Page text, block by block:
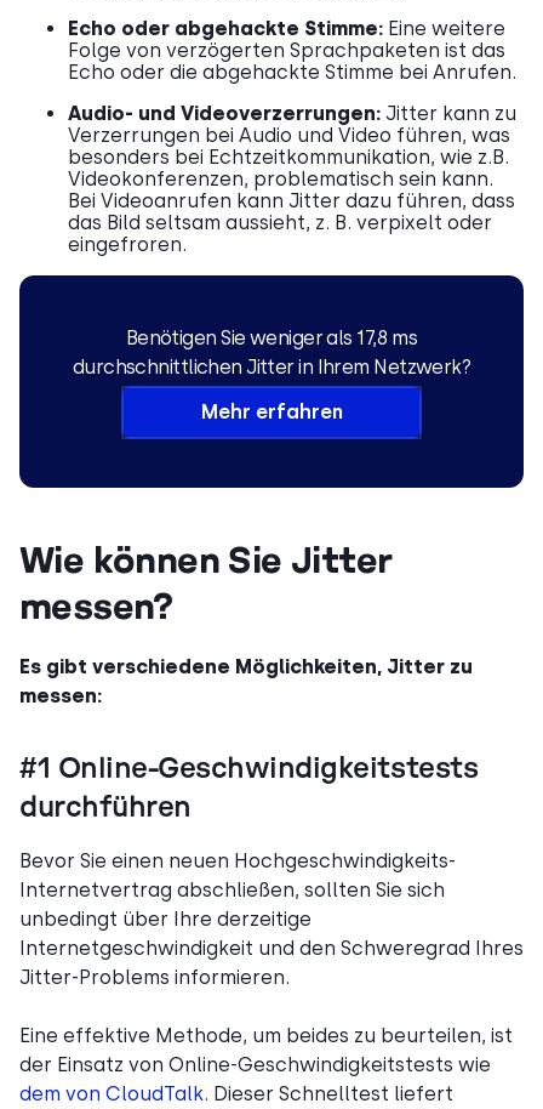
Echo oder abgehackte Stimme: Eine weitere
Folge von verzögerten Sprachpaketen ist das
Echo oder die abgehackte Stimme bei Anrufen.
Audio- und Videoverzerrungen: Jitter kann zu
Verzerrungen bei Audio und Video führen, was
besonders bei Echtzeitkommunikation, wie z.B.
Videokonferenzen, problematisch sein kann.
Bei Videoanrufen kann Jitter dazu führen, dass
das Bild seltsam aussieht, z. B. verpixelt oder
eingefroren.
Benötigen Sie weniger als 17,8 ms
durchschnittlichen Jitter in Ihrem Netzwerk?
Mehr erfahren
Wie können Sie Jitter
messen?
Es gibt verschiedene Möglichkeiten, Jitter zu
messen:
#1 Online-Geschwindigkeitstests
durchführen
Bevor Sie einen neuen Hochgeschwindigkeits-
Internetvertrag abschließen, sollten Sie sich
unbedingt über Ihre derzeitige
Internetgeschwindigkeit und den Schweregrad Ihres
Jitter-Problems informieren.
Eine effektive Methode, um beides zu beurteilen, ist
der Einsatz von Online-Geschwindigkeitstests wie
dem von CloudTalk. Dieser Schnelltest liefert